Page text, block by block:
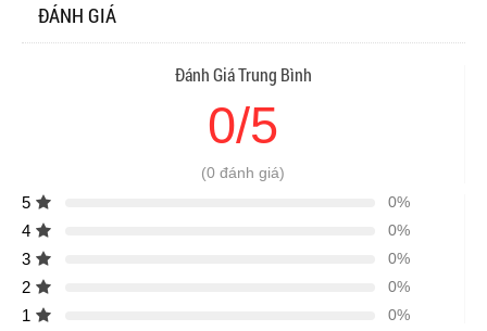
ĐÁNH GIÁ
Đánh Giá Trung Bình
0/5
(0 đánh giá)
5 0%
4 0%
3 0%
2 0%
1 0%